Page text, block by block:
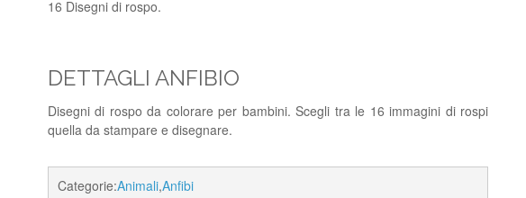
16 Disegni di rospo.
DETTAGLI ANFIBIO
Disegni di rospo da colorare per bambini. Scegli tra le 16 immagini di rospi
quella da stampare e disegnare.
Categorie:Animali,Anfibi